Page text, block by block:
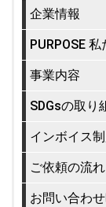
企業情報
PURPOSE
事業内容
SDGsの取り
インボイス
ご依頼の流れ
お問い合わ